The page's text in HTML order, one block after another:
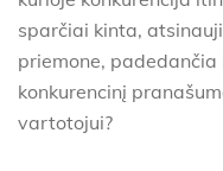
sparčiai kinta,
priemone,
konkurencinį
vartotojui?